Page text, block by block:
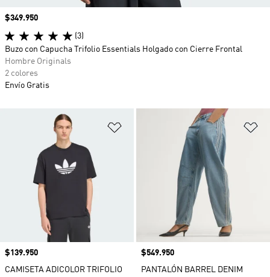
Añadir a la lista de deseos
Precio
$139.950
CAMISETA ADICOLOR TRIFOLIO
Precio
$549.950
PANTALÓN BARREL DENIM
Precio
$349.950
(3)
Buzo con Capucha Trifolio Essentials Holgado con Cierre Frontal
Hombre Originals
2 colores
Envío Gratis